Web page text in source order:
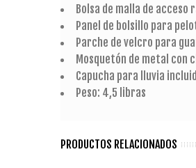
Bolsa de malla de acceso
Panel de bolsillo para
Parche de velcro para
Mosquetón de metal con
Capucha para lluvia
Peso: 4,5 libras
PRODUCTOS RELACIONADOS